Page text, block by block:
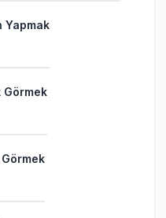
Yapmak
Görmek